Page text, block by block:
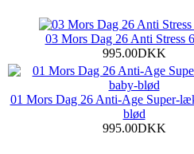
03 Mors Dag 26 Anti Stress
995.00DKK
01 Mors Dag 26 Anti-Age Super-
blød
995.00DKK